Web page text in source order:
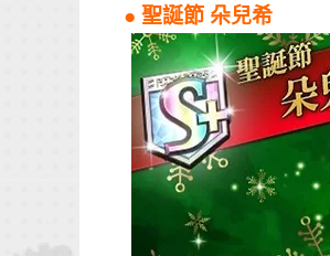
● 聖誕節 朵兒希